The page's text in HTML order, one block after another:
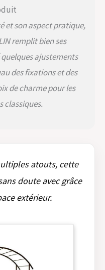
: Assemblage
gain de temps !
fournie Montage
sans visserie
20x20mm
- Produit Louis
montage fournie
UV Matière:
Vieilli
b>: 180 x 220 cm
et son aspect pratique,
remplit bien ses
ajustements
des fixations et des
de charme pour les
classiques.
atouts, cette
doute avec grâce
extérieur.